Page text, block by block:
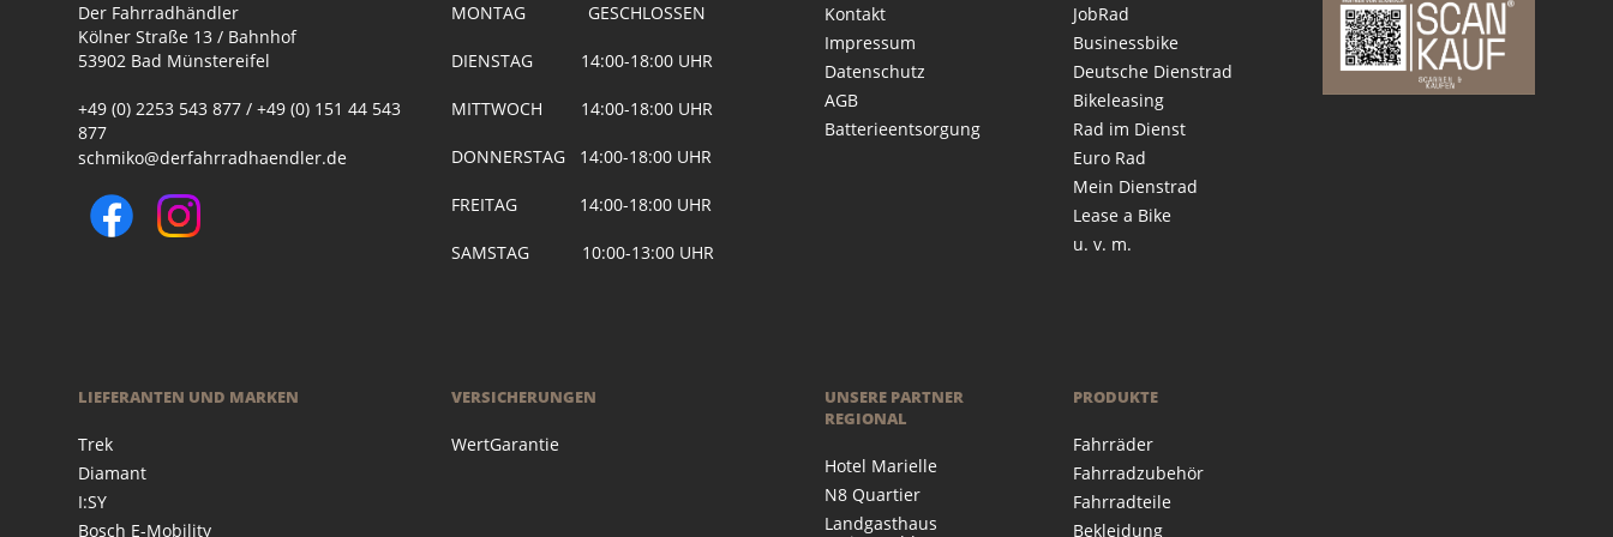
Der Fahrradhändler
Kölner Straße 13 / Bahnhof
53902 Bad Münstereifel
+49 (0) 2253 543 877 / +49 (0) 151 44 543
877
schmiko@derfahrradhaendler.de
MONTAG GESCHLOSSEN
DIENSTAG 14:00-18:00 UHR
MITTWOCH 14:00-18:00 UHR
DONNERSTAG 14:00-18:00 UHR
FREITAG 14:00-18:00 UHR
SAMSTAG 10:00-13:00 UHR
Kontakt
Impressum
Datenschutz
AGB
Batterieentsorgung
JobRad
Businessbike
Deutsche Dienstrad
Bikeleasing
Rad im Dienst
Euro Rad
Mein Dienstrad
Lease a Bike
u. v. m.
LIEFERANTEN UND MARKEN
Trek
Diamant
I:SY
Bosch E-Mobility
VERSICHERUNGEN
WertGarantie
UNSERE PARTNER
REGIONAL
Hotel Marielle
N8 Quartier
Landgasthaus
PRODUKTE
Fahrräder
Fahrradzubehör
Fahrradteile
Bekleidung